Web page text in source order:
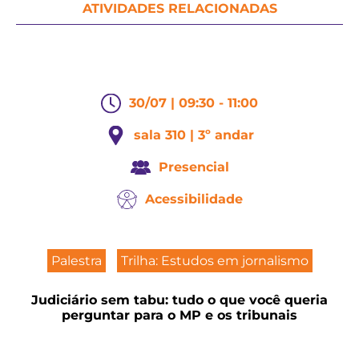
ATIVIDADES RELACIONADAS
30/07 | 09:30 - 11:00
sala 310 | 3º andar
Presencial
Acessibilidade
Palestra Trilha: Estudos em jornalismo
Judiciário sem tabu: tudo o que você queria
perguntar para o MP e os tribunais